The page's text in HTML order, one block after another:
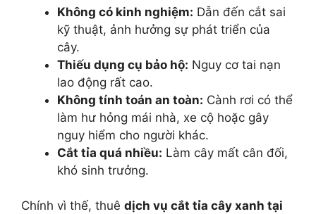
Không có kinh nghiệm: Dẫn đến cắt sai
kỹ thuật, ảnh hưởng sự phát triển của
cây.
Thiếu dụng cụ bảo hộ: Nguy cơ tai nạn
lao động rất cao.
Không tính toán an toàn: Cành rơi có thể
làm hư hỏng mái nhà, xe cộ hoặc gây
nguy hiểm cho người khác.
Cắt tỉa quá nhiều: Làm cây mất cân đối,
khó sinh trưởng.
Chính vì thế, thuê dịch vụ cắt tỉa cây xanh tại